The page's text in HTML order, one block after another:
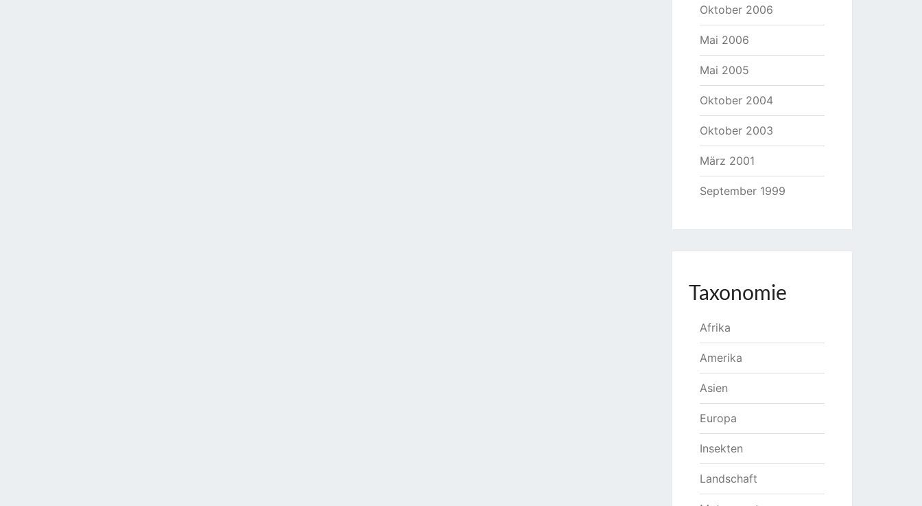
Oktober 2006
Mai 2006
Mai 2005
Oktober 2004
Oktober 2003
März 2001
September 1999
Taxonomie
Afrika
Amerika
Asien
Europa
Insekten
Landschaft